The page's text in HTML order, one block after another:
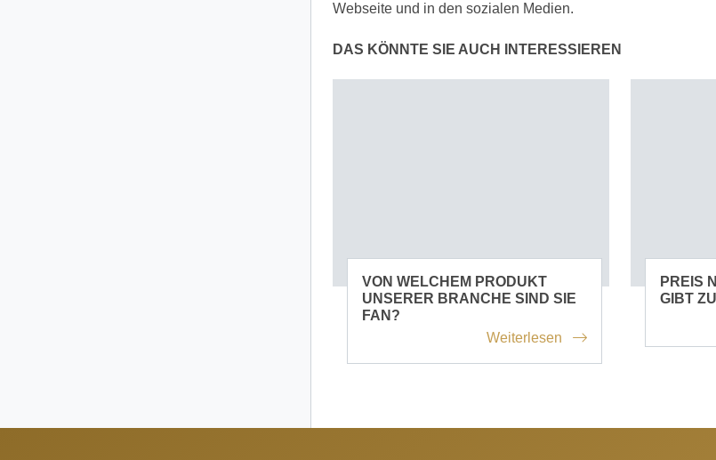
Webseite und in den sozialen Medien.
DAS KÖNNTE SIE AUCH INTERESSIEREN
VON WELCHEM PRODUKT
UNSERER BRANCHE SIND SIE
FAN?
Weiterlesen
PREIS
GIBT